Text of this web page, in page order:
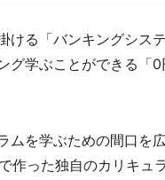
る「バンキングシス
グ学ぶことができる「
を学ぶための間口を広
作った独自のカリキュ